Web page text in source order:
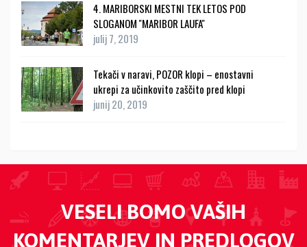
4. MARIBORSKI MESTNI TEK LETOS POD
SLOGANOM ''MARIBOR LAUFA''
julij 7, 2019
Tekači v naravi, POZOR klopi – enostavni
ukrepi za učinkovito zaščito pred klopi
junij 20, 2019
VESELI BOMO VAŠIH
KOMENTARJEV IN PREDLOGOV